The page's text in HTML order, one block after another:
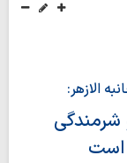
الازهر:
شرمندگی
است